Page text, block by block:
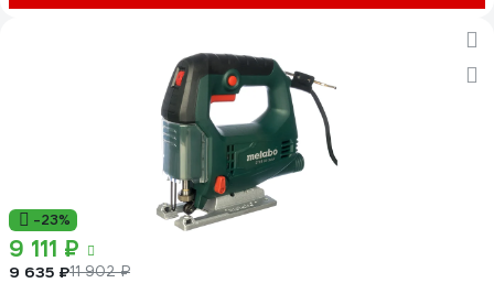
-23%
9 111 ₽
9 635 ₽11 902 ₽